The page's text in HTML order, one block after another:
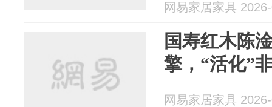
网易家居家具
国寿红木陈
擎，“活化”
网易家居家具